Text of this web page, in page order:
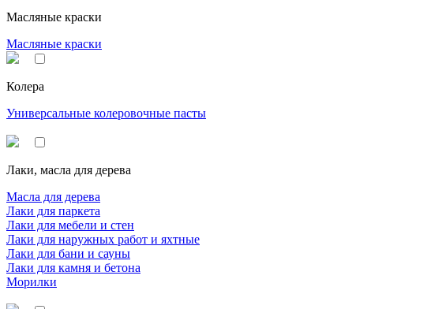
Масляные краски
Масляные краски
Колера
Универсальные колеровочные пасты
Лаки, масла для дерева
Масла для дерева
Лаки для паркета
Лаки для мебели и стен
Лаки для наружных работ и яхтные
Лаки для бани и сауны
Лаки для камня и бетона
Морилки